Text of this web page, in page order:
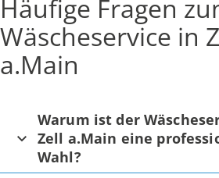
Häufige Fragen
Wäscheservice in
a.Main
Warum ist der
Zell a.Main eine
Wahl?